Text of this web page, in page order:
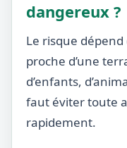
dangereux ?
Le risque dépend
proche d’une
d’enfants,
faut éviter toute
rapidement.